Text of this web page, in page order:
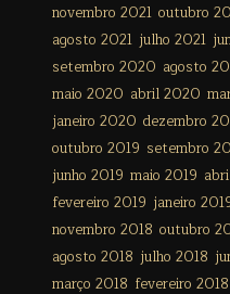
novembro 2021 outubro
agosto 2021 julho 2021
setembro 2020 agosto
maio 2020 abril 2020
janeiro 2020 dezembro
outubro 2019 setembro
junho 2019 maio 2019
fevereiro 2019 janeiro
novembro 2018 outubro
agosto 2018 julho 2018
março 2018 fevereiro 2018